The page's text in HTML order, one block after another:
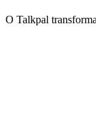
O Talkpal